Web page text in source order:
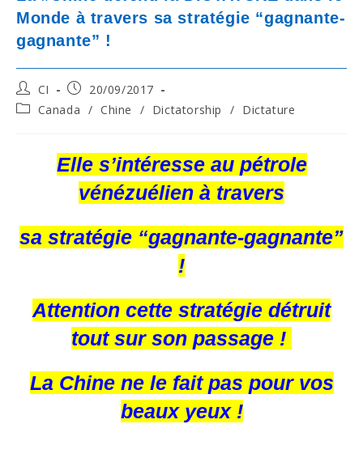
Monde à travers sa stratégie “gagnante-
gagnante” !
Post
author:
CI
Post
published:
20/09/2017
PostCanada / Chine / Dictatorship / Dictature
Elle s’intéresse au pétrole
vénézuélien à travers
sa stratégie “gagnante-gagnante”
!
Attention cette stratégie détruit
tout sur son passage !
La Chine ne le fait pas pour vos
beaux yeux !